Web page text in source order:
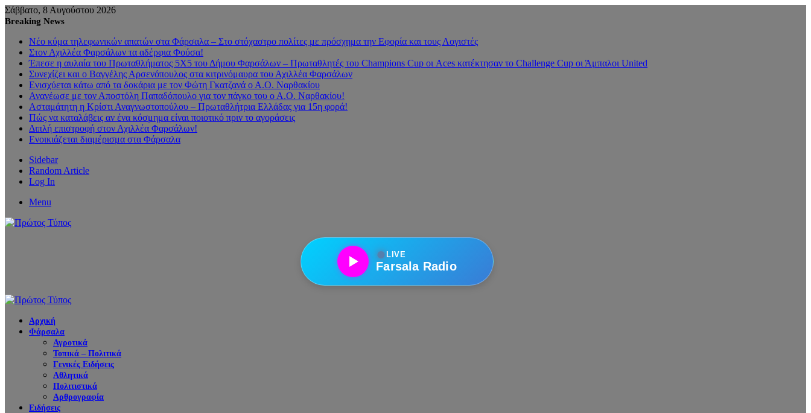
Σάββατο, 8 Αυγούστου 2026
Breaking News
Νέο κύμα τηλεφωνικών απατών στα Φάρσαλα – Στο στόχαστρο πολίτες με πρόσχημα την Εφορία και τους Λογιστές
Στον Αχιλλέα Φαρσάλων τα αδέρφια Φούσα!
Έπεσε η αυλαία του Πρωταθλήματος 5Χ5 του Δήμου Φαρσάλων – Πρωταθλητές του Champions Cup οι Aces κατέκτησαν το Challenge Cup οι Άμπαλοι United
Συνεχίζει και ο Βαγγέλης Αρσενόπουλος στα κιτρινόμαυρα του Αχιλλέα Φαρσάλων
Ενισχύεται κάτω από τα δοκάρια με τον Φώτη Γκατζανά ο Α.Ο. Ναρθακίου
Ανανέωσε με τον Αποστόλη Παπαδόπουλο για τον πάγκο του ο Α.Ο. Ναρθακίου!
Ασταμάτητη η Κρίστι Αναγνωστοπούλου – Πρωταθλήτρια Ελλάδας για 15η φορά!
Πώς να καταλάβεις αν ένα κόσμημα είναι ποιοτικό πριν το αγοράσεις
Διπλή επιστροφή στον Αχιλλέα Φαρσάλων!
Ενοικιάζεται διαμέρισμα στα Φάρσαλα
Sidebar
Random Article
Log In
Menu
●LIVE
Farsala Radio
Αρχική
Φάρσαλα
Αγροτικά
Τοπικά – Πολιτικά
Γενικές Ειδήσεις
Αθλητικά
Πολιτιστικά
Αρθρογραφία
Ειδήσεις